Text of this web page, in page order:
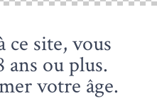
ce site, vous
ans ou plus.
votre âge.